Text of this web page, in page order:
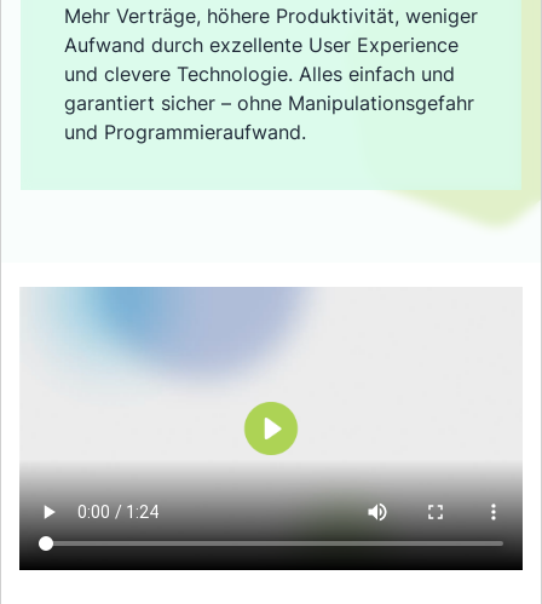
Mehr Verträge, höhere Produktivität, weniger
Aufwand durch exzellente User Experience
und clevere Technologie. Alles einfach und
garantiert sicher – ohne Manipulationsgefahr
und Programmieraufwand.